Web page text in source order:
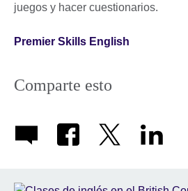
juegos y hacer cuestionarios.
Premier Skills English
Comparte esto